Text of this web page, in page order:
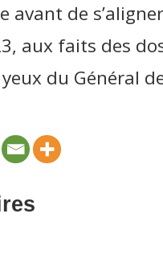
avant de
aux faits des
du Général